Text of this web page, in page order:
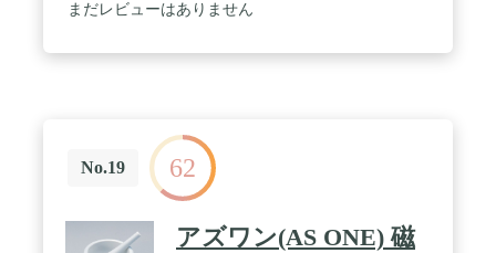
まだレビューはありません
No.19 62
アズワン(AS ONE) 磁